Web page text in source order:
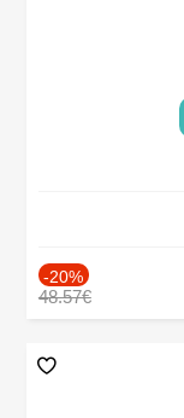
-20%
48.57€